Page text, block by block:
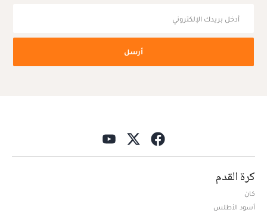
أرسل
كرة القدم
كان
أسود الأطلس